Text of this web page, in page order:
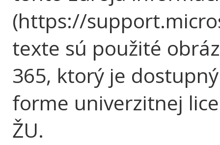
(https://
texte sú použité
365, ktorý je
forme univerzitnej
ŽU.